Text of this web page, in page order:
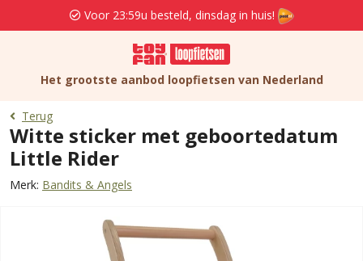
Voor 23:59u besteld, dinsdag in huis!
Het grootste aanbod loopfietsen van Nederland
Terug
Witte sticker met geboortedatum
Little Rider
Merk: Bandits & Angels